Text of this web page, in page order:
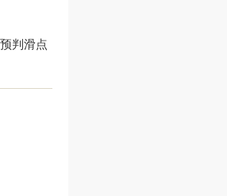
判滑点